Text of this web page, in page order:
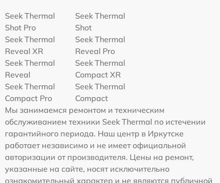
Seek Thermal
Shot Pro
Seek Thermal
Shot
Seek Thermal
Reveal XR
Seek Thermal
Reveal Pro
Seek Thermal
Reveal
Seek Thermal
Compact XR
Seek Thermal
Compact Pro
Seek Thermal
Compact
Мы занимаемся ремонтом и техническим
обслуживанием техники Seek Thermal по истечении
гарантийного периода. Наш центр в Иркутске
работает независимо и не имеет официальной
авторизации от производителя. Цены на ремонт,
указанные на сайте, носят исключительно
ознакомительный характер и не являются публичной